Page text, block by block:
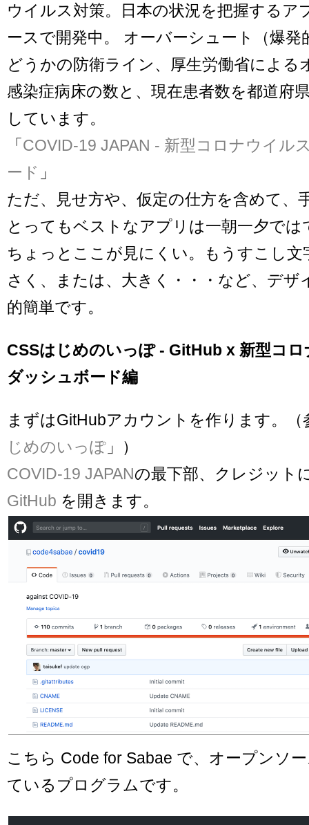
ウイルス対策。日本の状況を把握するア
ースで開発中。 オーバーシュート（爆発
どうかの防衛ライン、厚生労働省による
感染症病床の数と、現在患者数を都道府
しています。
「COVID-19 JAPAN - 新型コロナウイル
ード 」
ただ、見せ方や、仮定の仕方を含めて、
とってもベストなアプリは一朝一夕では
ちょっとここが見にくい。もうすこし文
さく、または、大きく・・・など、デザ
的簡単です。
CSSはじめのいっぽ - GitHub x 新型コ
ダッシュボード編
まずはGitHubアカウントを作ります。（
じめのいっぽ 」）
COVID-19 JAPANの最下部、クレジット
GitHub を開きます。
こちら Code for Sabae で、オープンソ
ているプログラムです。